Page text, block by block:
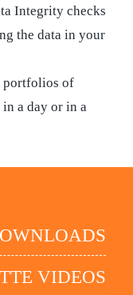
Integrity checks
the data in your
portfolios of
a day or in a
VIDEOS